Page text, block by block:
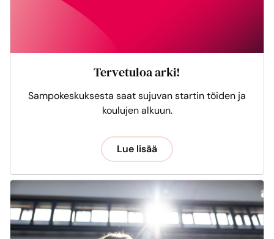
Tervetuloa arki!
Sampokeskuksesta saat sujuvan startin töiden ja
koulujen alkuun.
Lue lisää